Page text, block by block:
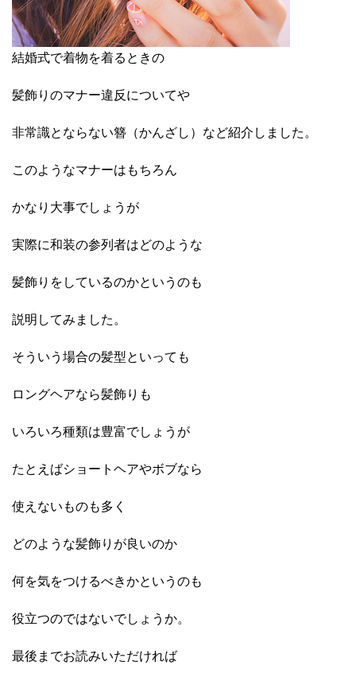
結婚式で着物を着るときの
髪飾りのマナー違反についてや
非常識とならない簪（かんざし）など紹介しました。
このようなマナーはもちろん
かなり大事でしょうが
実際に和装の参列者はどのような
髪飾りをしているのかというのも
説明してみました。
そういう場合の髪型といっても
ロングヘアなら髪飾りも
いろいろ種類は豊富でしょうが
たとえばショートヘアやボブなら
使えないものも多く
どのような髪飾りが良いのか
何を気をつけるべきかというのも
役立つのではないでしょうか。
最後までお読みいただければ